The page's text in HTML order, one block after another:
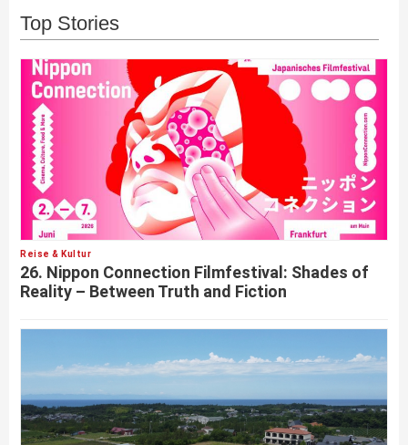
Top Stories
Reise & Kultur
26. Nippon Connection Filmfestival: Shades of
Reality – Between Truth and Fiction